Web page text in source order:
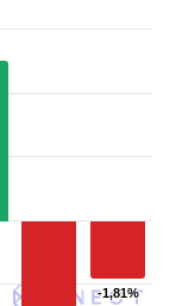
-1,81%
-1,81%